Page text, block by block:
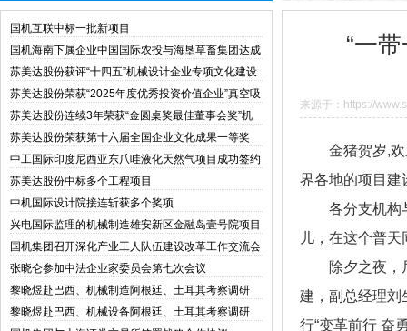
国机互联中标一批新项目
国机海南下属企业中国国际农投与海垦草畜集团达成
战略合作
苏美达股份获评“十四五”机械设计企业专项文化建设
与管理创新典型案例
苏美达股份荣获“2025年度优秀投资价值企业”真空吸
盘
苏美达股份连续3年荣获“金圆桌奖最佳董事会奖”机
械设备
苏美达股份荣获第十六届全国企业文化成果一等奖
中工国际印度尼西亚东爪哇液化天然气项目成功签约
苏美达股份中标多个工程项目
中机国际设计院接连斩获多个奖项
兴电国际监理的机械制造雄安新区金融岛壹号院项目
竣工交付
国机集团召开深化产业工人队伍建设改革工作交流会
张晓仑参加中法企业家委员会第七次会议
黎晓煜赴巴西、机械制造阿根廷、土耳其考察调研
黎晓煜赴巴西、机械设备阿根廷、土耳其考察调研
“一
来源于：https://
金猪贺岁,
界各地的项目建
各分支机构
儿，在这个普
除夕之夜
建，副总经理刘
行“变革前行 奋